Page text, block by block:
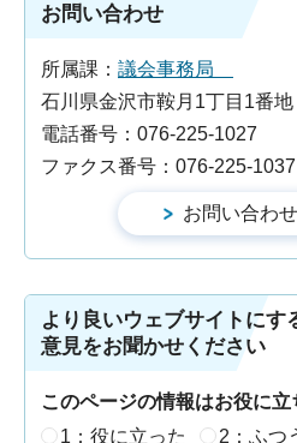
お問い合わせ
所属課： 議会事務局
石川県金沢市鞍月1丁目1番地
電話番号：076-225-1027
ファクス番号：076-225-1037
より良いウェブサイトにす
意見をお聞かせください
このページの情報はお役に立
1：役に立った
2：ふつ